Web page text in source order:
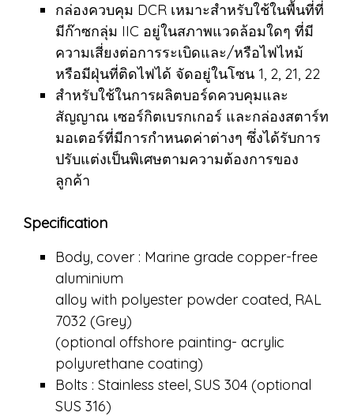
กล่องควบคุม DCR เหมาะสำหรับใช้ในพื้นที่ที่
มีก๊าซกลุ่ม IIC อยู่ในสภาพแวดล้อมใดๆ ที่มี
ความเสี่ยงต่อการระเบิดและ/หรือไฟไหม้
หรือมีฝุ่นที่ติดไฟได้ จัดอยู่ในโซน 1, 2, 21, 22
สำหรับใช้ในการผลิตบอร์ดควบคุมและ
สัญญาณ เซอร์กิตเบรกเกอร์ และกล่องสตาร์ท
มอเตอร์ที่มีการกำหนดค่าต่างๆ ซึ่งได้รับการ
ปรับแต่งเป็นพิเศษตามความต้องการของ
ลูกค้า
Specification
Body, cover : Marine grade copper-free
aluminium
alloy with polyester powder coated, RAL
7032 (Grey)
(optional offshore painting- acrylic
polyurethane coating)
Bolts : Stainless steel, SUS 304 (optional
SUS 316)